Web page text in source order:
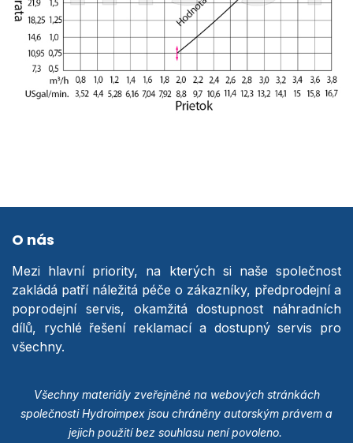
O nás
Mezi hlavní priority, na kterých si naše společnost
zakládá patří náležitá péče o zákazníky, předprodejní a
poprodejní servis, okamžitá dostupnost náhradních
dílů, rychlé řešení reklamací a dostupný servis pro
všechny.
Všechny materiály zveřejněné na webových stránkách
společnosti Hydroimpex jsou chráněny autorským právem a
jejich použití bez souhlasu není povoleno.